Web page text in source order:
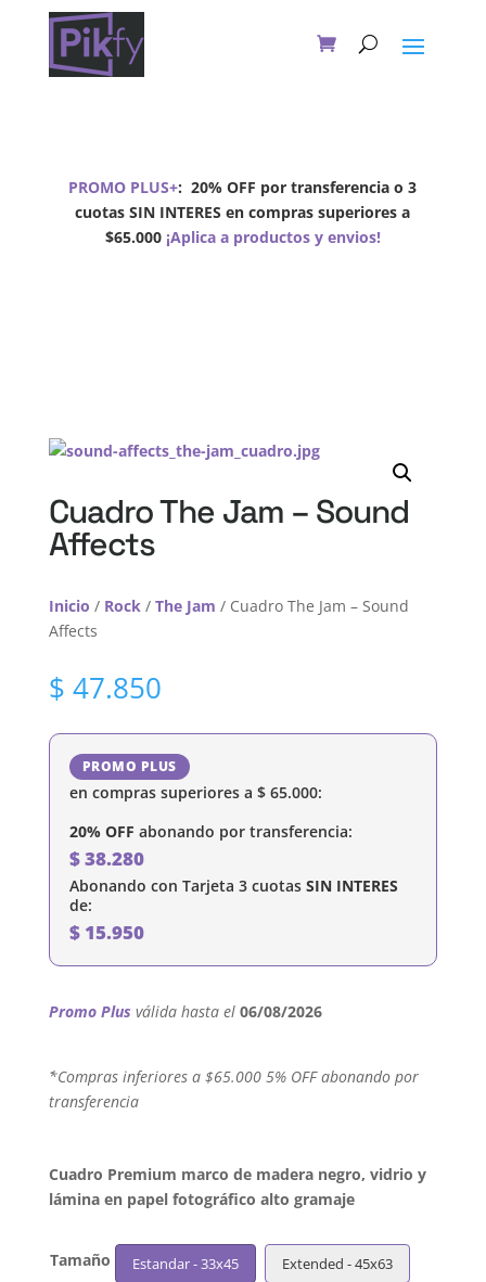
PROMO PLUS+:20% OFF por transferencia o 3
cuotas SIN INTERES en compras superiores a
$65.000¡Aplica a productos y envios!
Cuadro The Jam – Sound
Affects
Inicio / Rock/ The Jam / Cuadro The Jam – Sound
Affects
$ 47.850
PROMO PLUS
en compras superiores a $65.000:
20% OFF abonando por transferencia:
$38.280
Abonando con Tarjeta 3 cuotas SIN INTERES
de:
$15.950
Promo Plus válida hasta el 06/08/2026
´*Compras inferiores a $65.000 5% OFF abonando por
transferencia
Cuadro Premium marco de madera negro, vidrio y
lámina en papel fotográfico alto gramaje
Tamaño Estandar - 33x45 Extended - 45x63